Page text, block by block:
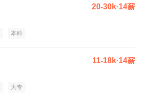
20-30k·14薪
本科
11-18k·14薪
大专